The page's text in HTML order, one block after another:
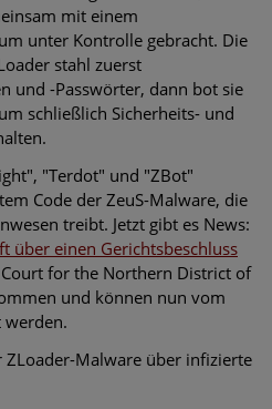
mit einem
unter Kontrolle gebracht. Die
stahl zuerst
und -Passwörter, dann bot sie
schließlich Sicherheits- und
"Terdot" und "ZBot"
Code der ZeuS-Malware, die
treibt. Jetzt gibt es News:
über einen Gerichtsbeschluss
for the Northern District of
und können nun vom
werden.
Malware über infizierte